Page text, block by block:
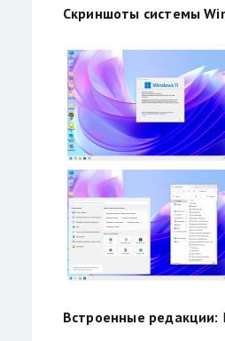
Скриншоты системы
Встроенные редакции: